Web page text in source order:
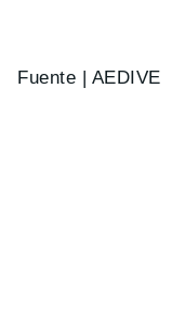
Fuente | AEDIVE